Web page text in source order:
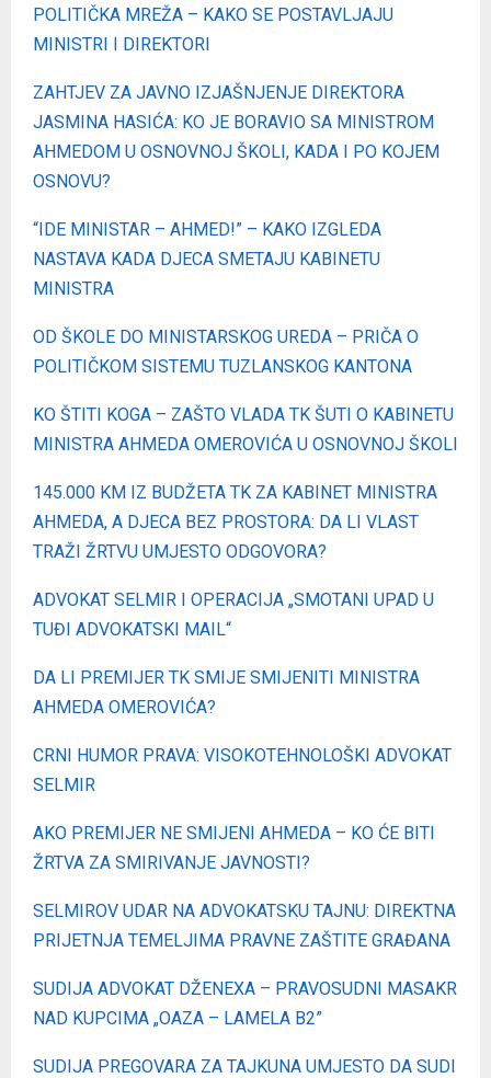
POLITIČKA MREŽA – KAKO SE POSTAVLJAJU
MINISTRI I DIREKTORI
ZAHTJEV ZA JAVNO IZJAŠNJENJE DIREKTORA
JASMINA HASIĆA: KO JE BORAVIO SA MINISTROM
AHMEDOM U OSNOVNOJ ŠKOLI, KADA I PO KOJEM
OSNOVU?
“IDE MINISTAR – AHMED!” – KAKO IZGLEDA
NASTAVA KADA DJECA SMETAJU KABINETU
MINISTRA
OD ŠKOLE DO MINISTARSKOG UREDA – PRIČA O
POLITIČKOM SISTEMU TUZLANSKOG KANTONA
KO ŠTITI KOGA – ZAŠTO VLADA TK ŠUTI O KABINETU
MINISTRA AHMEDA OMEROVIĆA U OSNOVNOJ ŠKOLI
145.000 KM IZ BUDŽETA TK ZA KABINET MINISTRA
AHMEDA, A DJECA BEZ PROSTORA: DA LI VLAST
TRAŽI ŽRTVU UMJESTO ODGOVORA?
ADVOKAT SELMIR I OPERACIJA „SMOTANI UPAD U
TUĐI ADVOKATSKI MAIL“
DA LI PREMIJER TK SMIJE SMIJENITI MINISTRA
AHMEDA OMEROVIĆA?
CRNI HUMOR PRAVA: VISOKOTEHNOLOŠKI ADVOKAT
SELMIR
AKO PREMIJER NE SMIJENI AHMEDA – KO ĆE BITI
ŽRTVA ZA SMIRIVANJE JAVNOSTI?
SELMIROV UDAR NA ADVOKATSKU TAJNU: DIREKTNA
PRIJETNJA TEMELJIMA PRAVNE ZAŠTITE GRAĐANA
SUDIJA ADVOKAT DŽENEXA – PRAVOSUDNI MASAKR
NAD KUPCIMA „OAZA – LAMELA B2”
SUDIJA PREGOVARA ZA TAJKUNA UMJESTO DA SUDI